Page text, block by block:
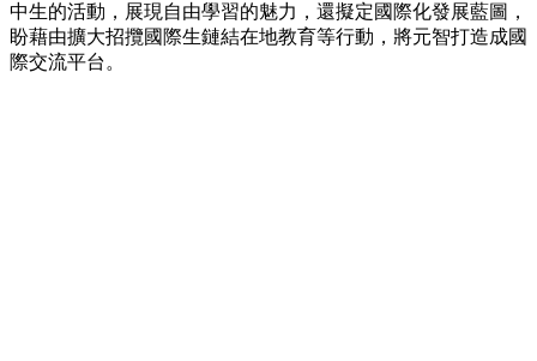
中生的活動，展現自由學習的魅力，還擬定國際化發展藍圖，
盼藉由擴大招攬國際生鏈結在地教育等行動，將元智打造成國
際交流平台。